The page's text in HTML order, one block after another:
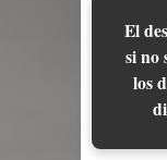
El
si no
los